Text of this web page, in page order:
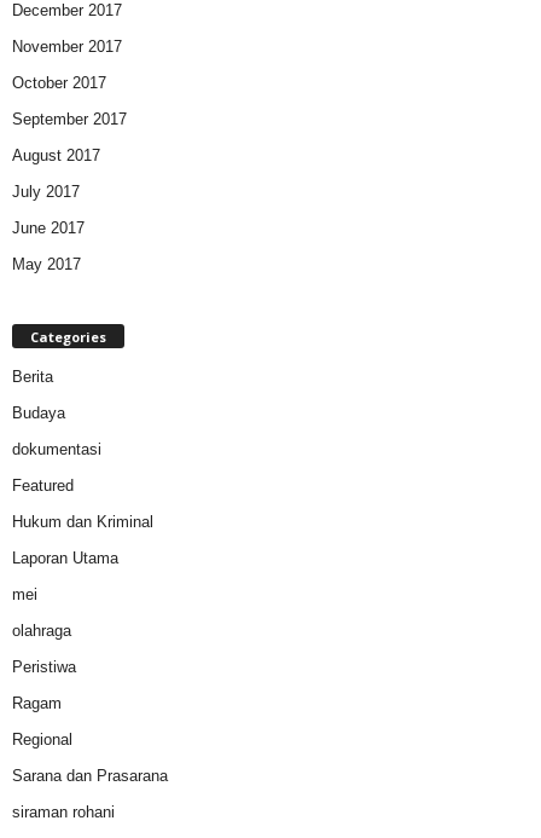
December 2017
November 2017
October 2017
September 2017
August 2017
July 2017
June 2017
May 2017
Categories
Berita
Budaya
dokumentasi
Featured
Hukum dan Kriminal
Laporan Utama
mei
olahraga
Peristiwa
Ragam
Regional
Sarana dan Prasarana
siraman rohani